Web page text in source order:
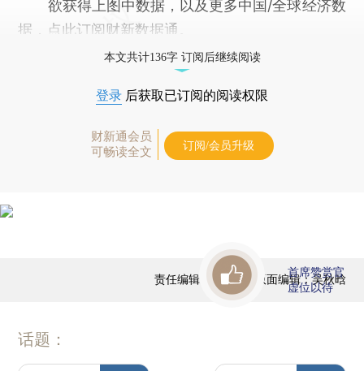
欲获得上图中数据，以及更多中国/全球经济数
据，点此订阅财新数据通
本文共计136字 订阅后继续阅读
登录 后获取已订阅的阅读权限
财新通会员
可畅读全文
订阅/会员升级
责任编辑：田铁军 | 版面编辑：吴秋晗
首席赞赏官
虚位以待
话题：